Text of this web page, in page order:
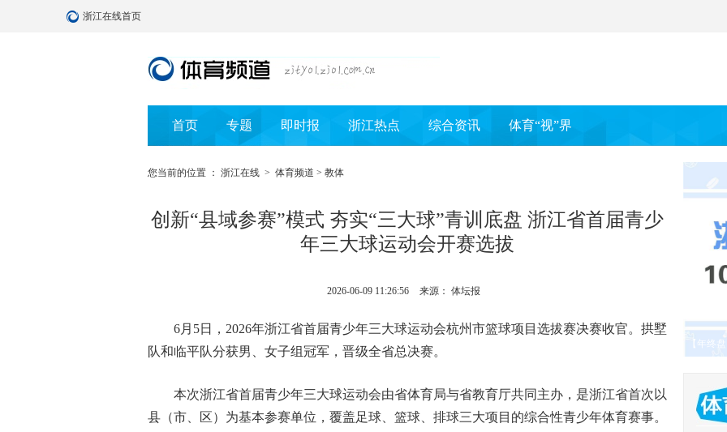
浙江在线首页
首页 专题 即时报 浙江热点 综合资讯 体育“视”界
您当前的位置 ： 浙江在线 > 体育频道 > 教体
创新“县域参赛”模式 夯实“三大球”青训底盘 浙江省首届青少
年三大球运动会开赛选拔
2026-06-09 11:26:56 来源： 体坛报
6月5日，2026年浙江省首届青少年三大球运动会杭州市篮球项目选拔赛决赛收官。拱墅
队和临平队分获男、女子组冠军，晋级全省总决赛。
本次浙江省首届青少年三大球运动会由省体育局与省教育厅共同主办，是浙江省首次以
县（市、区）为基本参赛单位，覆盖足球、篮球、排球三大项目的综合性青少年体育赛事。
【年终